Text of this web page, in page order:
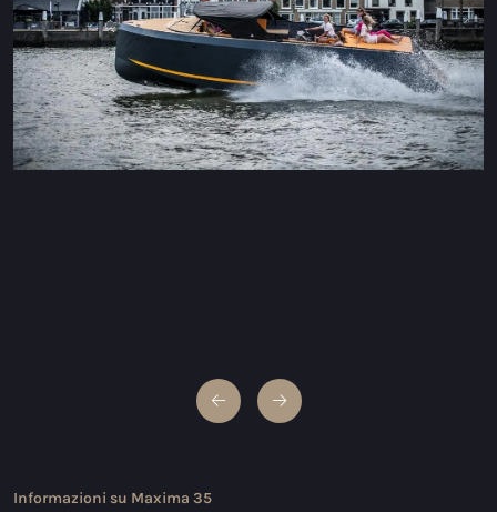
Maxima 650 Flying Lounge Electric
Maxima 750 Flying Lounge Electric
Tutti Elettrico modelli
Informazioni su Maxima 35